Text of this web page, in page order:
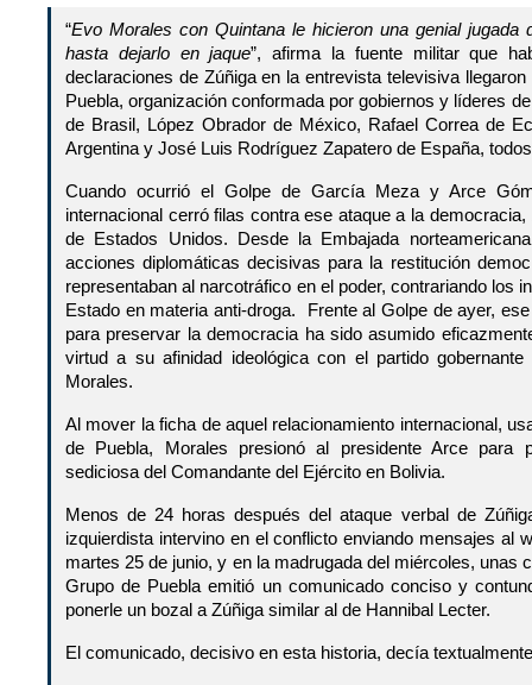
“Evo Morales con Quintana le hicieron una genial jugada
hasta dejarlo en jaque”, afirma la fuente militar que
declaraciones de Zúñiga en la entrevista televisiva
Puebla, organización conformada por gobiernos y líderes
de Brasil, López Obrador de México, Rafael Correa de
Argentina y José Luis Rodríguez Zapatero de España,
Cuando ocurrió el Golpe de García Meza y Arce
internacional cerró filas contra ese ataque a la
de Estados Unidos. Desde la Embajada
acciones diplomáticas decisivas para la restitución
representaban al narcotráfico en el poder, contrariando los
Estado en materia anti-droga. Frente al Golpe de ayer,
para preservar la democracia ha sido asumido
virtud a su afinidad ideológica con el partido
Morales.
Al mover la ficha de aquel relacionamiento internacional,
de Puebla, Morales presionó al presidente Arce para
sediciosa del Comandante del Ejército en Bolivia.
Menos de 24 horas después del ataque verbal de
izquierdista intervino en el conflicto enviando mensajes al
martes 25 de junio, y en la madrugada del miércoles, unas
Grupo de Puebla emitió un comunicado conciso y
ponerle un bozal a Zúñiga similar al de Hannibal Lecter.
El comunicado, decisivo en esta historia, decía